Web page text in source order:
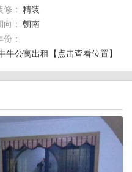
修： 精装
向： 朝南
份：
公寓出租【点击查看位置】